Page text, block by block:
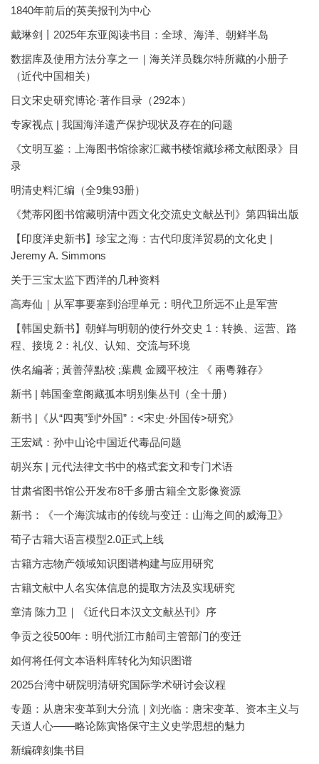
1840年前后的英美报刊为中心
戴琳剑丨2025年东亚阅读书目：全球、海洋、朝鲜半岛
数据库及使用方法分享之一｜海关洋员魏尔特所藏的小册子
（近代中国相关）
日文宋史研究博论·著作目录（292本）
专家视点 | 我国海洋遗产保护现状及存在的问题
《文明互鉴：上海图书馆徐家汇藏书楼馆藏珍稀文献图录》目
录
明清史料汇编（全9集93册）
《梵蒂冈图书馆藏明清中西文化交流史文献丛刊》第四辑出版
【印度洋史新书】珍宝之海：古代印度洋贸易的文化史 |
Jeremy A. Simmons
关于三宝太监下西洋的几种资料
高寿仙｜从军事要塞到治理单元：明代卫所远不止是军营
【韩国史新书】朝鲜与明朝的使行外交史 1：转换、运营、路
程、接境 2：礼仪、认知、交流与环境
佚名編著 ; 黃善萍點校 ;葉農 金國平校注 《 兩粵雜存》
新书 | 韩国奎章阁藏孤本明别集丛刊（全十册）
新书 |《从“四夷”到“外国”：<宋史·外国传>研究》
王宏斌：孙中山论中国近代毒品问题
胡兴东 | 元代法律文书中的格式套文和专门术语
甘肃省图书馆公开发布8千多册古籍全文影像资源
新书：《一个海滨城市的传统与变迁：山海之间的威海卫》
荀子古籍大语言模型2.0正式上线
古籍方志物产领域知识图谱构建与应用研究
古籍文献中人名实体信息的提取方法及实现研究
章清 陈力卫｜《近代日本汉文文献丛刊》序
争贡之役500年：明代浙江市舶司主管部门的变迁
如何将任何文本语料库转化为知识图谱
2025台湾中研院明清研究国际学术研讨会议程
专题：从唐宋变革到大分流｜刘光临：唐宋变革、资本主义与
天道人心——略论陈寅恪保守主义史学思想的魅力
新编碑刻集书目